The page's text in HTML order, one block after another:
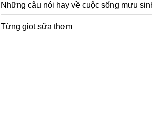
Những câu nói hay về cuộc sống mưu
Từng giọt sữa thơm